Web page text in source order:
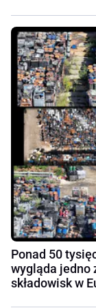
Ponad 50
wygląda jedno
składowisk w